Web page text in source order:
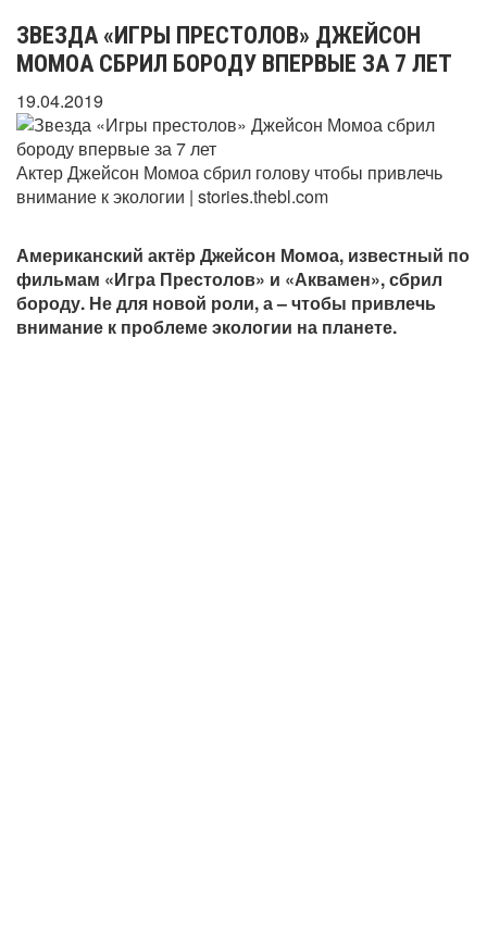
ЗВЕЗДА «ИГРЫ ПРЕСТОЛОВ» ДЖЕЙСОН
МОМОА СБРИЛ БОРОДУ ВПЕРВЫЕ ЗА 7 ЛЕТ
19.04.2019
Актер Джейсон Момоа сбрил голову чтобы привлечь
внимание к экологии | stories.thebl.com
Американский актёр Джейсон Момоа, известный по
фильмам «Игра Престолов» и «Аквамен», сбрил
бороду. Не для новой роли, а – чтобы привлечь
внимание к проблеме экологии на планете.